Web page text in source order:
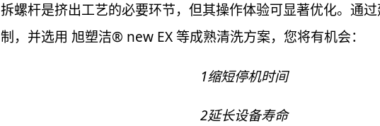
拆螺杆是挤出工艺的必要环节，但其操作体验可显著优化。通
制，并选用 旭塑洁® new EX 等成熟清洗方案，您将有机会：
1缩短停机时间
2延长设备寿命